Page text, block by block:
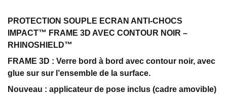
PROTECTION SOUPLE ECRAN ANTI-CHOCS
IMPACT™ FRAME 3D AVEC CONTOUR NOIR –
RHINOSHIELD™
FRAME 3D : Verre bord à bord avec contour noir, avec
glue sur sur l’ensemble de la surface.
Nouveau : applicateur de pose inclus (cadre amovible)